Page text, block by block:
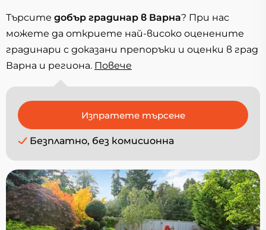
Търсите добър градинар в Варна? При нас
можете да откриете най-високо оценените
градинари с доказани препоръки и оценки в град
Варна и региона. Повечe
Безплатно, без комисионна